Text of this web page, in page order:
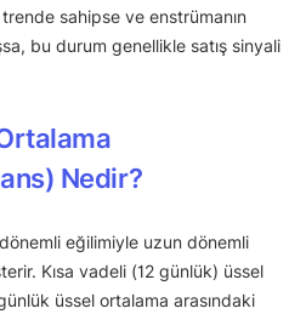
sahipse ve enstrümanın
bu durum genellikle satış sinyali
Nedir?
eğilimiyle uzun dönemli
Kısa vadeli (12 günlük) üssel
üssel ortalama arasındaki